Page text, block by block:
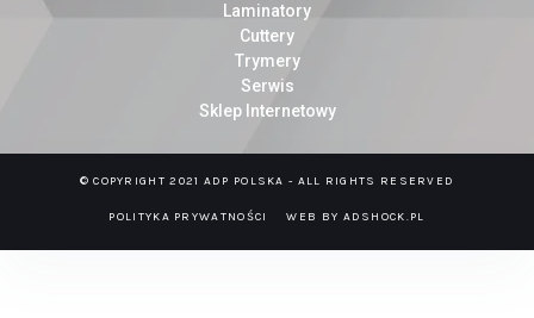
Laminatory
Cuttery
Trymery
Serwis
Sklep Internetowy
© COPYRIGHT 2021 ADP POLSKA - ALL RIGHTS RESERVED
POLITYKA PRYWATNOŚCI WEB BY ADSHOCK.PL